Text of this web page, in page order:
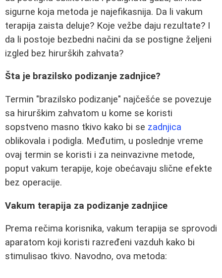
sigurne koja metoda je najefikasnija. Da li vakum
terapija zaista deluje? Koje vežbe daju rezultate? I
da li postoje bezbedni načini da se postigne željeni
izgled bez hirurških zahvata?
Šta je brazilsko podizanje zadnjice?
Termin "brazilsko podizanje" najčešće se povezuje
sa hirurškim zahvatom u kome se koristi
sopstveno masno tkivo kako bi se zadnjica
oblikovala i podigla. Međutim, u poslednje vreme
ovaj termin se koristi i za neinvazivne metode,
poput vakum terapije, koje obećavaju slične efekte
bez operacije.
Vakum terapija za podizanje zadnjice
Prema rečima korisnika, vakum terapija se sprovodi
aparatom koji koristi razređeni vazduh kako bi
stimulisao tkivo. Navodno, ova metoda: